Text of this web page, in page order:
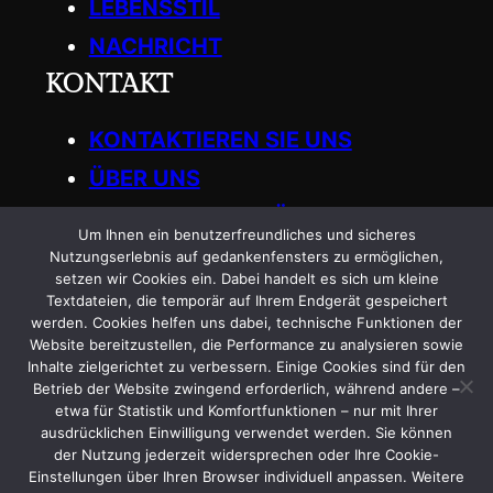
LEBENSSTIL
NACHRICHT
KONTAKT
KONTAKTIEREN SIE UNS
ÜBER UNS
Get in Touch
General:
info.gedankenfensters@gmail.com
Um Ihnen ein benutzerfreundliches und sicheres
Nutzungserlebnis auf gedankenfensters zu ermöglichen,
setzen wir Cookies ein. Dabei handelt es sich um kleine
Textdateien, die temporär auf Ihrem Endgerät gespeichert
werden. Cookies helfen uns dabei, technische Funktionen der
Website bereitzustellen, die Performance zu analysieren sowie
Inhalte zielgerichtet zu verbessern. Einige Cookies sind für den
Betrieb der Website zwingend erforderlich, während andere –
etwa für Statistik und Komfortfunktionen – nur mit Ihrer
ausdrücklichen Einwilligung verwendet werden. Sie können
der Nutzung jederzeit widersprechen oder Ihre Cookie-
Einstellungen über Ihren Browser individuell anpassen. Weitere